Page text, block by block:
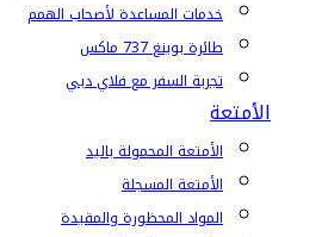
خدمات المساعدة لأصحاب الهمم
طائرة بوينغ 737 ماكس
تجربة السفر مع فلاي دبي
الأمتعة
الأمتعة المحمولة باليد
الأمتعة المسجلة
المواد المحظورة والمقيدة